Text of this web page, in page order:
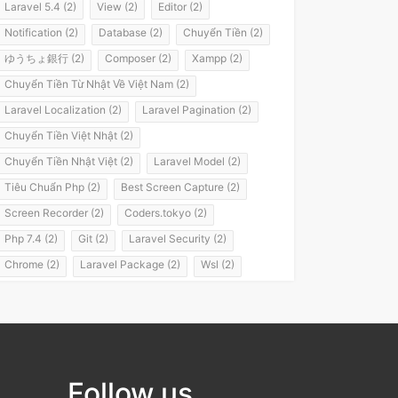
Laravel 5.4 (2)
View (2)
Editor (2)
Notification (2)
Database (2)
Chuyển Tiền (2)
ゆうちょ銀行 (2)
Composer (2)
Xampp (2)
Chuyển Tiền Từ Nhật Về Việt Nam (2)
Laravel Localization (2)
Laravel Pagination (2)
Chuyển Tiền Việt Nhật (2)
Chuyển Tiền Nhật Việt (2)
Laravel Model (2)
Tiêu Chuẩn Php (2)
Best Screen Capture (2)
Screen Recorder (2)
Coders.tokyo (2)
Php 7.4 (2)
Git (2)
Laravel Security (2)
Chrome (2)
Laravel Package (2)
Wsl (2)
Luyện Nói Tiếng Nhật (1)
Shadowing (1)